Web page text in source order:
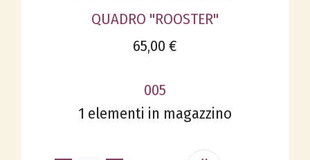
QUADRO "ROOSTER"
65,00 €
005
1 elementi in magazzino